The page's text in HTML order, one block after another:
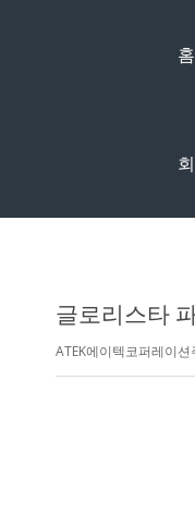
홈
글로리스타
ATEK에이텍코퍼레이